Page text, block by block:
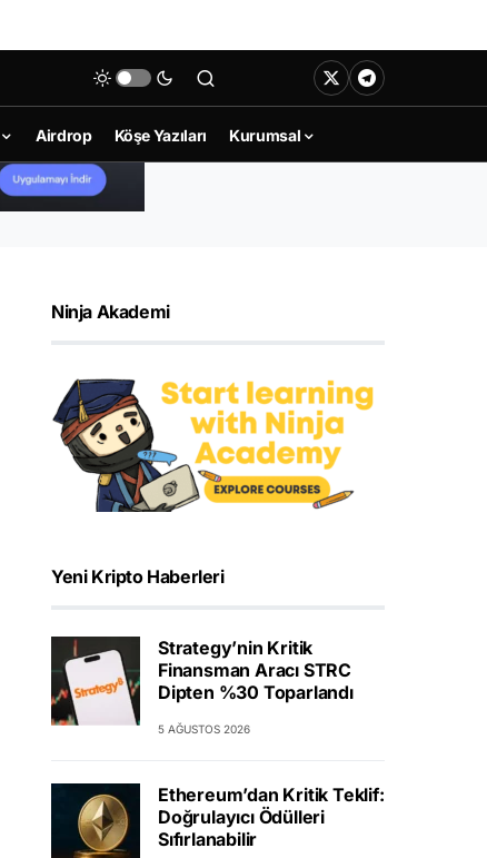
Airdrop Köşe Yazıları Kurumsal
Ninja Akademi
Yeni Kripto Haberleri
Strategy’nin Kritik
Finansman Aracı STRC
Dipten %30 Toparlandı
5 AĞUSTOS 2026
Ethereum’dan Kritik Teklif:
Doğrulayıcı Ödülleri
Sıfırlanabilir